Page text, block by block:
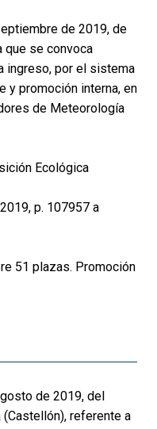
de 2019, de
que se convoca
ingreso, por el sistema
y promoción interna, en
de Meteorología
Ecológica
p. 107957 a
51 plazas. Promoción
de 2019, del
referente a